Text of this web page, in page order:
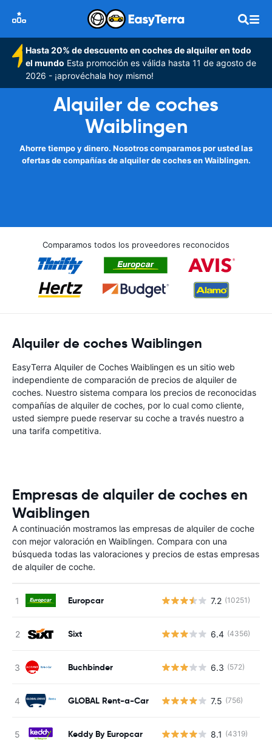
Hasta 20% de descuento en coches de alquiler en todo
el mundo Esta promoción es válida hasta 11 de agosto de
2026 - ¡aprovéchala hoy mismo!
Alquiler de coches
Waiblingen
Ahorre tiempo y dinero. Nosotros comparamos por usted las
ofertas de compañías de alquiler de coches en Waiblingen.
Comparamos todos los proveedores reconocidos
Alquiler de coches Waiblingen
EasyTerra Alquiler de Coches Waiblingen es un sitio web
independiente de comparación de precios de alquiler de
coches. Nuestro sistema compara los precios de reconocidas
compañías de alquiler de coches, por lo cual como cliente,
usted siempre puede reservar su coche a través nuestro a
una tarifa competitiva.
Empresas de alquiler de coches en
Waiblingen
A continuación mostramos las empresas de alquiler de coche
con mejor valoración en Waiblingen. Compara con una
búsqueda todas las valoraciones y precios de estas empresas
de alquiler de coche.
Europcar 7.2 (10251)
Sixt 6.4 (4356)
Buchbinder 6.3 (572)
GLOBAL Rent-a-Car 7.5 (756)
Keddy By Europcar 8.1 (4319)